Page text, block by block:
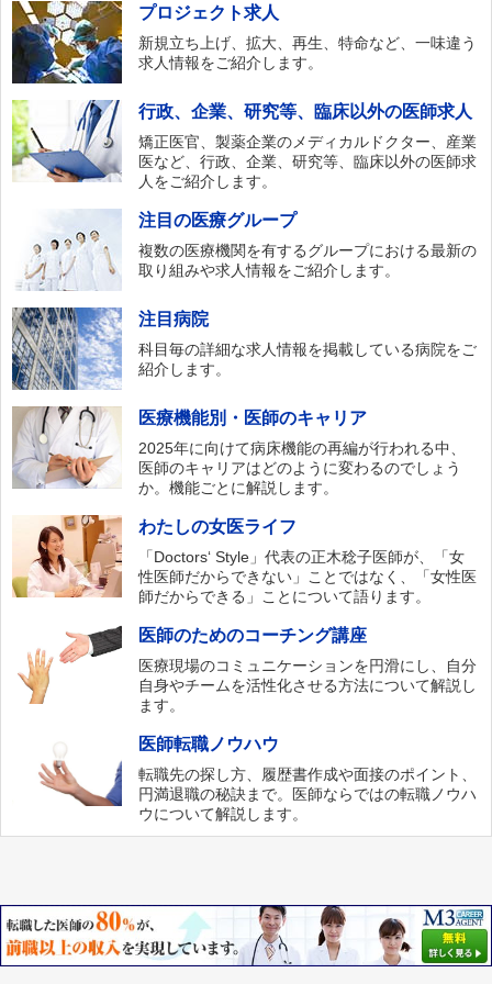
プロジェクト求人
新規立ち上げ、拡大、再生、特命など、一味違う
求人情報をご紹介します。
行政、企業、研究等、臨床以外の医師求人
矯正医官、製薬企業のメディカルドクター、産業
医など、行政、企業、研究等、臨床以外の医師求
人をご紹介します。
注目の医療グループ
複数の医療機関を有するグループにおける最新の
取り組みや求人情報をご紹介します。
注目病院
科目毎の詳細な求人情報を掲載している病院をご
紹介します。
医療機能別・医師のキャリア
2025年に向けて病床機能の再編が行われる中、
医師のキャリアはどのように変わるのでしょう
か。機能ごとに解説します。
わたしの女医ライフ
「Doctors‘ Style」代表の正木稔子医師が、「女
性医師だからできない」ことではなく、「女性医
師だからできる」ことについて語ります。
医師のためのコーチング講座
医療現場のコミュニケーションを円滑にし、自分
自身やチームを活性化させる方法について解説し
ます。
医師転職ノウハウ
転職先の探し方、履歴書作成や面接のポイント、
円満退職の秘訣まで。医師ならではの転職ノウハ
ウについて解説します。